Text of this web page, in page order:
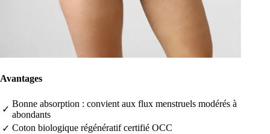
Avantages
✓
Bonne absorption : convient aux flux menstruels modérés à
abondants
✓ Coton biologique régénératif certifié OCC